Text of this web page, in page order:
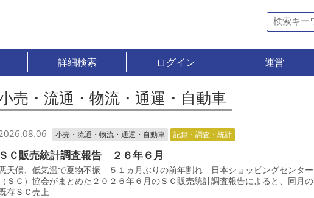
詳細検索 ログイン 運営
売・流通・物流・通運・自動車
小売・流通・物流・通運・自動車 記録・調査・統計
ＳＣ販売統計調査報告 ２６年６月
天候、低気温で夏物不振 ５１ヵ月ぶりの前年割れ 日本ショッピングセンター
（ＳＣ）協会がまとめた２０２６年６月のＳＣ販売統計調査報告によると、同月の
存ＳＣ売上